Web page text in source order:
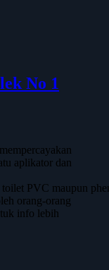
No 1
aplikator dan
PVC maupun
orang-orang
info lebih